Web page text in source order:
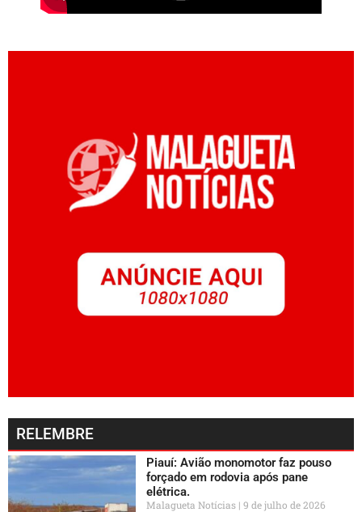
RELEMBRE
Piauí: Avião monomotor faz pouso
forçado em rodovia após pane
elétrica.
Malagueta Notícias 9 de julho de 2026